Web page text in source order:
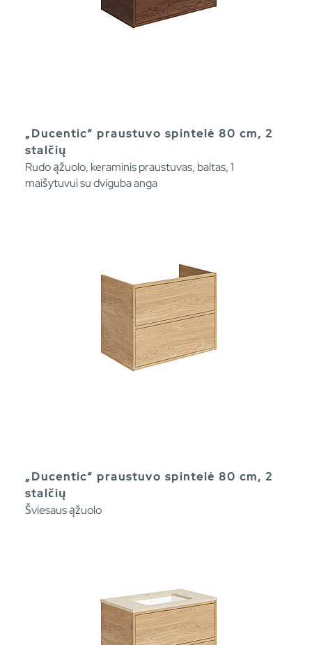
„Ducentic“ praustuvo spintelė 80 cm, 2
stalčių
Rudo ąžuolo, keraminis praustuvas, baltas, 1
maišytuvui su dviguba anga
„Ducentic“ praustuvo spintelė 80 cm, 2
stalčių
Šviesaus ąžuolo